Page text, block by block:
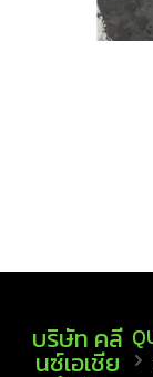
บริษัท คลี
นซ์เอเชีย